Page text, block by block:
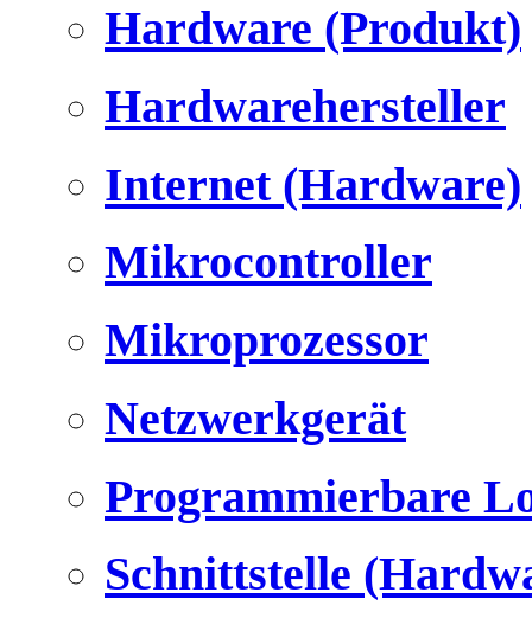
Hardware (Produkt)
Hardwarehersteller
Internet (Hardware)
Mikrocontroller
Mikroprozessor
Netzwerkgerät
Programmierbare
Schnittstelle